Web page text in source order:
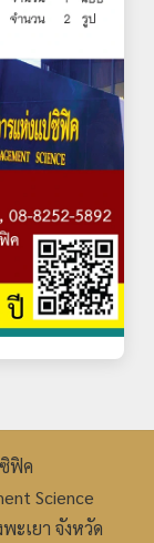
ฟิค
Science
ะเยา จังหวัด